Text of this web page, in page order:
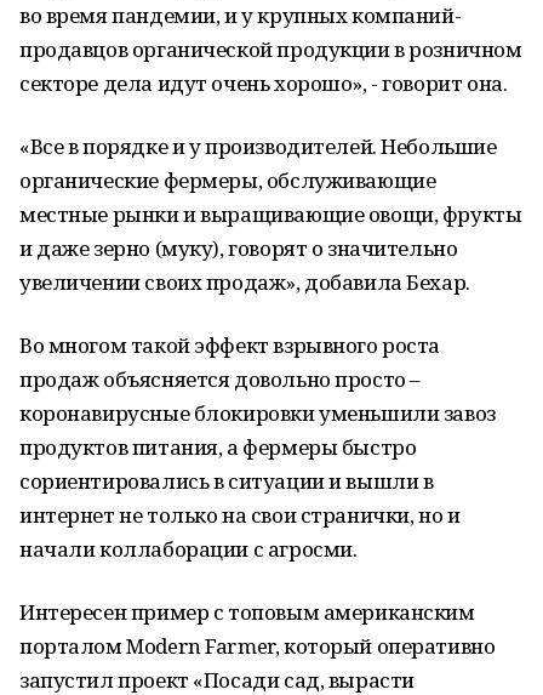
во время пандемии, и у крупных компаний-
продавцов органической продукции в розничном
секторе дела идут очень хорошо», - говорит она.
«Все в порядке и у производителей. Небольшие
органические фермеры, обслуживающие
местные рынки и выращивающие овощи, фрукты
и даже зерно (муку), говорят о значительно
увеличении своих продаж», добавила Бехар.
Во многом такой эффект взрывного роста
продаж объясняется довольно просто –
коронавирусные блокировки уменьшили завоз
продуктов питания, а фермеры быстро
сориентировались в ситуации и вышли в
интернет не только на свои странички, но и
начали коллаборации с агросми.
Интересен пример с топовым американским
порталом Modern Farmer, который оперативно
запустил проект «Посади сад, вырасти